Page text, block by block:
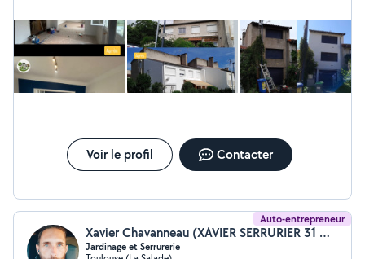
sérieux, et à l'écoute de notre clientèle, nous mettons
notre savoir-faire à votre service pour vous satisfaire à
100 %. Nous sommes là pour ça !
Voir le profil Contacter
Auto-entrepreneur
Xavier Chavanneau (XAVIER SERRURIER 31 DEPANNAGE MULTISERVICES)
Jardinage et Serrurerie